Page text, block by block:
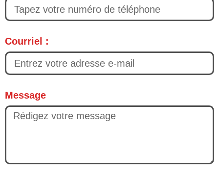
Courriel :
Message